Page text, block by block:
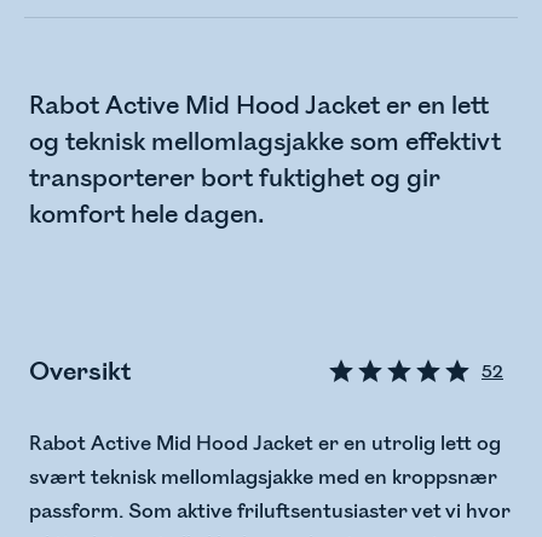
Rabot Active Mid Hood Jacket er en lett
og teknisk mellomlagsjakke som effektivt
transporterer bort fuktighet og gir
komfort hele dagen.
Oversikt 52
Rabot Active Mid Hood Jacket er en utrolig lett og
svært teknisk mellomlagsjakke med en kroppsnær
passform. Som aktive friluftsentusiaster vet vi hvor